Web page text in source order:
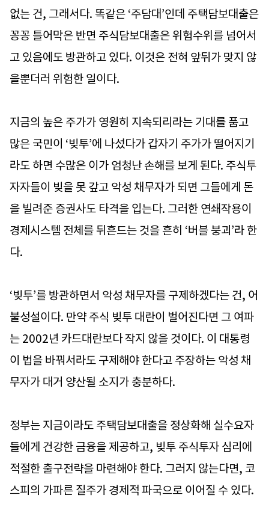
없는 건, 그래서다. 똑같은 ‘주담대’인데 주택담보대출은
꽁꽁 틀어막은 반면 주식담보대출은 위험수위를 넘어서
고 있음에도 방관하고 있다. 이것은 전혀 앞뒤가 맞지 않
을뿐더러 위험한 일이다.
지금의 높은 주가가 영원히 지속되리라는 기대를 품고
많은 국민이 ‘빚투’에 나섰다가 갑자기 주가가 떨어지기
라도 하면 수많은 이가 엄청난 손해를 보게 된다. 주식투
자자들이 빚을 못 갚고 악성 채무자가 되면 그들에게 돈
을 빌려준 증권사도 타격을 입는다. 그러한 연쇄작용이
경제시스템 전체를 뒤흔드는 것을 흔히 ‘버블 붕괴’라 한
다.
‘빚투’를 방관하면서 악성 채무자를 구제하겠다는 건, 어
불성설이다. 만약 주식 빚투 대란이 벌어진다면 그 여파
는 2002년 카드대란보다 작지 않을 것이다. 이 대통령
이 법을 바꿔서라도 구제해야 한다고 주장하는 악성 채
무자가 대거 양산될 소지가 충분하다.
정부는 지금이라도 주택담보대출을 정상화해 실수요자
들에게 건강한 금융을 제공하고, 빚투 주식투자 심리에
적절한 출구전략을 마련해야 한다. 그러지 않는다면, 코
스피의 가파른 질주가 경제적 파국으로 이어질 수 있다.